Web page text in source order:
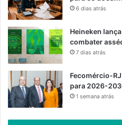
6 dias atrás
Heineken
combater
7 dias atrás
Fecomércio-
para 2026-
1 semana atrás